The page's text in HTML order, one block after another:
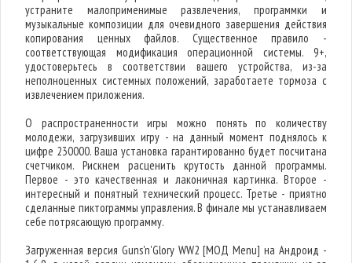
устраните малоприменимые развлечения, программки и
музыкальные композиции для очевидного завершения действия
копирования ценных файлов. Существенное правило -
соответствующая модификация операционной системы. 9+,
удостоверьтесь в соответствии вашего устройства, из-за
неполноценных системных положений, заработаете тормоза с
извлечением приложения.
О распространенности игры можно понять по количеству
молодежи, загрузивших игру - на данный момент поднялось к
цифре 230000. Ваша установка гарантированно будет посчитана
счетчиком. Рискнем расценить крутость данной программы.
Первое - это качественная и лаконичная картинка. Второе -
интересный и понятный технический процесс. Третье - приятно
сделанные пиктограммы управления. В финале мы устанавливаем
себе потрясающую программу.
Загруженная версия Guns'n'Glory WW2 [МОД Menu] на Андроид -